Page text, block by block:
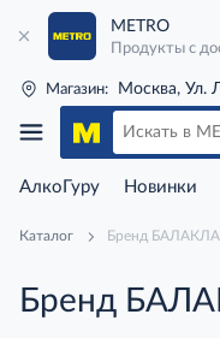
METRO
Продукты с
Магазин: Москва, Ул.
АлкоГуру Новинки
Каталог Бренд
Бренд